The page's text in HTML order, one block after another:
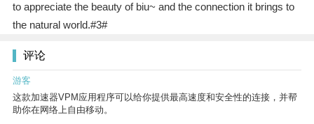
to appreciate the beauty of biu~ and the connection it brings to
the natural world.#3#
评论
游客
这款加速器VPM应用程序可以给你提供最高速度和安全性的连接，并帮
助你在网络上自由移动。